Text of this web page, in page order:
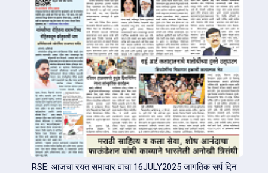
RSE: आजचा रयत समाचार वाचा 16JULY2025 जागतिक सर्प दिन